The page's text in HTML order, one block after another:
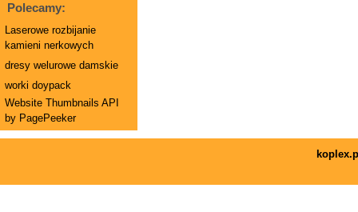
Polecamy:
Laserowe rozbijanie
kamieni nerkowych
dresy welurowe damskie
worki doypack
Website Thumbnails API
by PagePeeker